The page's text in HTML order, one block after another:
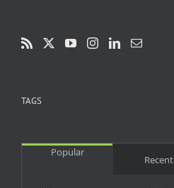
TAGS
Popular
Recent